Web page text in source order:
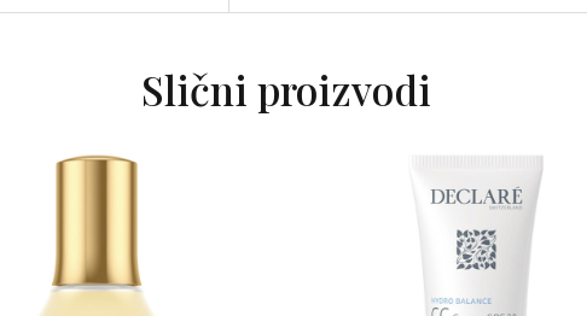
Slični proizvodi